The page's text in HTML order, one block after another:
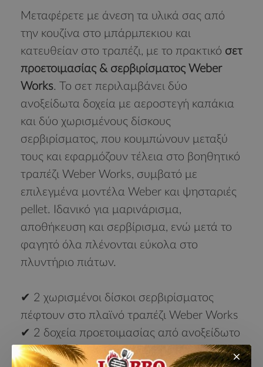
Μεταφέρετε με άνεση τα υλικά σας από
την κουζίνα στο μπάρμπεκιου και
κατευθείαν στο τραπέζι, με το πρακτικό σετ
προετοιμασίας & σερβιρίσματος Weber
Works. Το σετ περιλαμβάνει δύο
ανοξείδωτα δοχεία με αεροστεγή καπάκια
και δύο χωρισμένους δίσκους
σερβιρίσματος, που κουμπώνουν μεταξύ
τους και εφαρμόζουν τέλεια στο βοηθητικό
τραπέζι Weber Works, συμβατό με
επιλεγμένα μοντέλα Weber και ψησταριές
pellet. Ιδανικό για μαρινάρισμα,
αποθήκευση και σερβίρισμα, ενώ μετά το
φαγητό όλα πλένονται εύκολα στο
πλυντήριο πιάτων.
✔ 2 χωρισμένοι δίσκοι σερβιρίσματος
πέφτουν στο πλαϊνό τραπέζι Weber Works
✔ 2 δοχεία προετοιμασίας από ανοξείδωτο
χάλυβα με καπάκια για αεροστεγές